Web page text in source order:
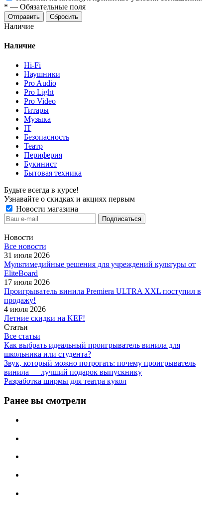
* — Обязательные поля
Отправить Сбросить
Наличие
Наличие
Hi-Fi
Наушники
Pro Audio
Pro Light
Pro Video
Гитары
Музыка
IT
Безопасность
Театр
Периферия
Букинист
Бытовая техника
Будьте всегда в курсе!
Узнавайте о скидках и акциях первым
Новости магазина
Новости
Все новости
31 июля 2026
Мультимедийные решения для учреждений культуры от
EliteBoard
17 июля 2026
Проигрыватель винила Premiera ULTRA XXL поступил в
продажу!
4 июля 2026
Летние скидки на KEF!
Статьи
Все статьи
Как выбрать идеальный проигрыватель винила для
школьника или студента?
Звук, который можно потрогать: почему проигрыватель
винила — лучший подарок выпускнику
Разработка ширмы для театра кукол
Ранее вы смотрели